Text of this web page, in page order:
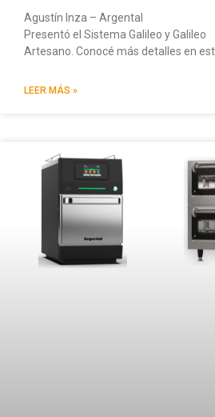
Agustín Inza – Argental
Presentó el Sistema Galileo y Galileo
Artesano. Conocé más detalles en
LEER MÁS »